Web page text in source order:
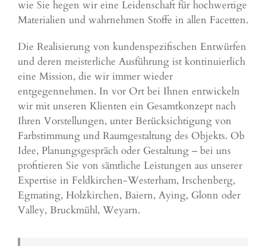
wie Sie hegen wir eine Leidenschaft für hochwertige
Materialien und wahrnehmen Stoffe in allen Facetten.
Die Realisierung von kundenspezifischen Entwürfen
und deren meisterliche Ausführung ist kontinuierlich
eine Mission, die wir immer wieder
entgegennehmen. In vor Ort bei Ihnen entwickeln
wir mit unseren Klienten ein Gesamtkonzept nach
Ihren Vorstellungen, unter Berücksichtigung von
Farbstimmung und Raumgestaltung des Objekts. Ob
Idee, Planungsgespräch oder Gestaltung – bei uns
profitieren Sie von sämtliche Leistungen aus unserer
Expertise in Feldkirchen-Westerham, Irschenberg,
Egmating, Holzkirchen, Baiern, Aying, Glonn oder
Valley, Bruckmühl, Weyarn.